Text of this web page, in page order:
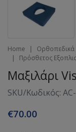
Home Ορθοπεδικά
Πρόσθετος
Μαξιλάρι
SKU/Κωδικός:
€70.00